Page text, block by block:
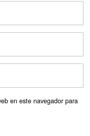
en este navegador para